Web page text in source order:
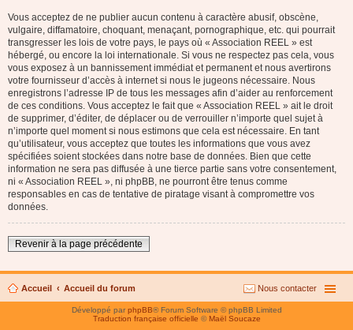
Vous acceptez de ne publier aucun contenu à caractère abusif, obscène,
vulgaire, diffamatoire, choquant, menaçant, pornographique, etc. qui pourrait
transgresser les lois de votre pays, le pays où « Association REEL » est
hébergé, ou encore la loi internationale. Si vous ne respectez pas cela, vous
vous exposez à un bannissement immédiat et permanent et nous avertirons
votre fournisseur d’accès à internet si nous le jugeons nécessaire. Nous
enregistrons l’adresse IP de tous les messages afin d’aider au renforcement
de ces conditions. Vous acceptez le fait que « Association REEL » ait le droit
de supprimer, d’éditer, de déplacer ou de verrouiller n’importe quel sujet à
n’importe quel moment si nous estimons que cela est nécessaire. En tant
qu’utilisateur, vous acceptez que toutes les informations que vous avez
spécifiées soient stockées dans notre base de données. Bien que cette
information ne sera pas diffusée à une tierce partie sans votre consentement,
ni « Association REEL », ni phpBB, ne pourront être tenus comme
responsables en cas de tentative de piratage visant à compromettre vos
données.
Revenir à la page précédente
Accueil Accueil du forum Nous contacter
Développé parphpBB® Forum Software © phpBB Limited
Traduction française officielle © Maël Soucaze